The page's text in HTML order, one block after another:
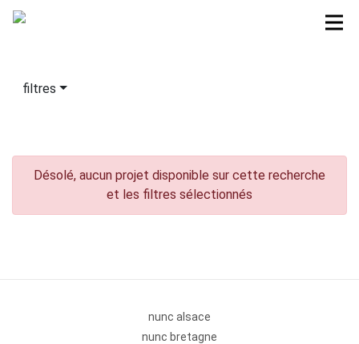
filtres
Désolé, aucun projet disponible sur cette recherche
et les filtres sélectionnés
nunc alsace
nunc bretagne